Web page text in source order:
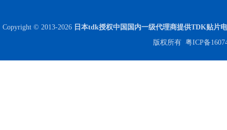
Copyright © 2013-2026 日本tdk授权中国国内一级代理商提供TDK贴片
版权所有 粤ICP备